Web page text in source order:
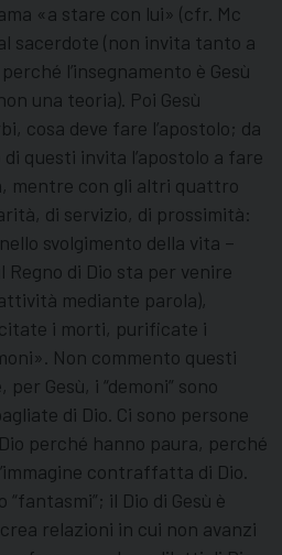
«a stare con lui» (cfr. Mc
sacerdote (non invita tanto a
l’insegnamento è Gesù
una teoria). Poi Gesù
cosa deve fare l’apostolo; da
questi invita l’apostolo a fare
mentre con gli altri quattro
di servizio, di prossimità:
svolgimento della vita –
di Dio sta per venire
mediante parola),
i morti, purificate i
Non commento questi
Gesù, i “demoni” sono
di Dio. Ci sono persone
perché hanno paura, perché
contraffatta di Dio.
“fantasmi”; il Dio di Gesù è
relazioni in cui non avanzi